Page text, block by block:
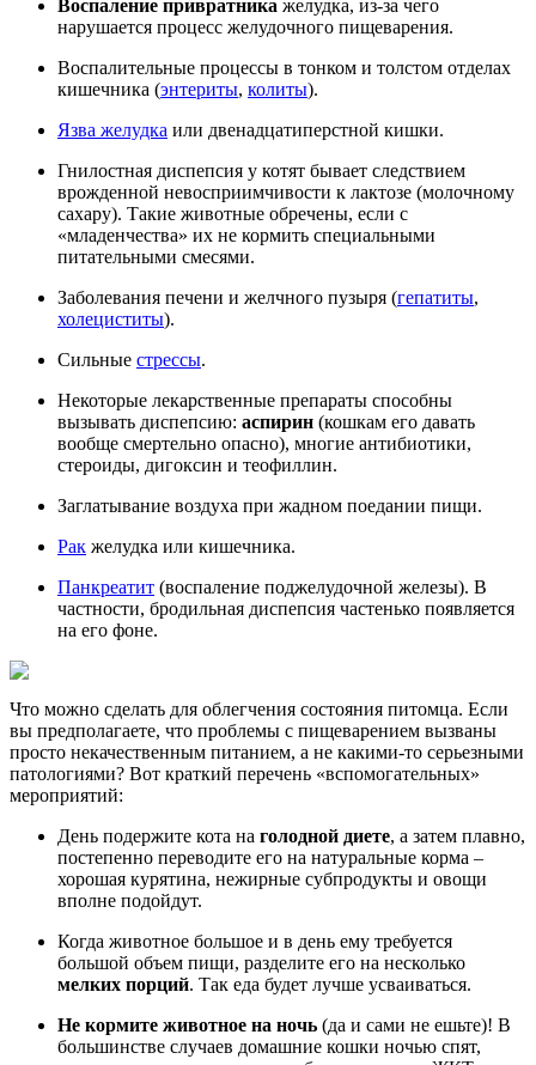
Воспаление привратника желудка, из-за чего
нарушается процесс желудочного пищеварения.
Воспалительные процессы в тонком и толстом отделах
кишечника (энтериты, колиты).
Язва желудка или двенадцатиперстной кишки.
Гнилостная диспепсия у котят бывает следствием
врожденной невосприимчивости к лактозе (молочному
сахару). Такие животные обречены, если с
«младенчества» их не кормить специальными
питательными смесями.
Заболевания печени и желчного пузыря (гепатиты,
холециститы).
Сильные стрессы.
Некоторые лекарственные препараты способны
вызывать диспепсию: аспирин (кошкам его давать
вообще смертельно опасно), многие антибиотики,
стероиды, дигоксин и теофиллин.
Заглатывание воздуха при жадном поедании пищи.
Рак желудка или кишечника.
Панкреатит (воспаление поджелудочной железы). В
частности, бродильная диспепсия частенько появляется
на его фоне.
Что можно сделать для облегчения состояния питомца. Если
вы предполагаете, что проблемы с пищеварением вызваны
просто некачественным питанием, а не какими-то серьезными
патологиями? Вот краткий перечень «вспомогательных»
мероприятий:
День подержите кота на голодной диете, а затем плавно,
постепенно переводите его на натуральные корма –
хорошая курятина, нежирные субпродукты и овощи
вполне подойдут.
Когда животное большое и в день ему требуется
большой объем пищи, разделите его на несколько
мелких порций. Так еда будет лучше усваиваться.
Не кормите животное на ночь (да и сами не ешьте)! В
большинстве случаев домашние кошки ночью спят,